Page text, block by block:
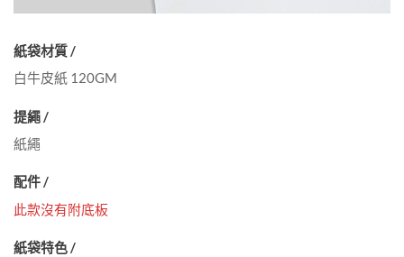
紙袋材質 /
白牛皮紙 120GM
提繩 /
紙繩
配件 /
此款沒有附底板
紙袋特色 /